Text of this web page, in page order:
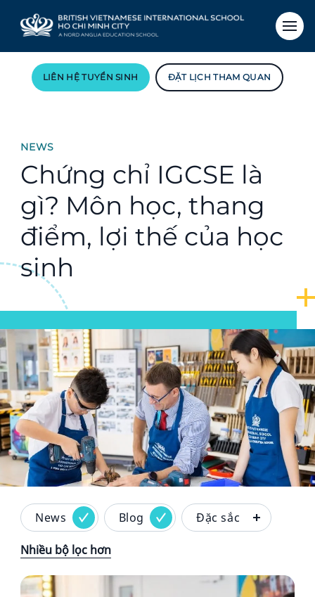
LIÊN HỆ TUYỂN SINH ĐẶT LỊCH THAM QUAN
NEWS
Chứng chỉ IGCSE là
gì? Môn học, thang
điểm, lợi thế của học
sinh
Hero article image
News Blog Đặc sắc
Nhiều bộ lọc hơn